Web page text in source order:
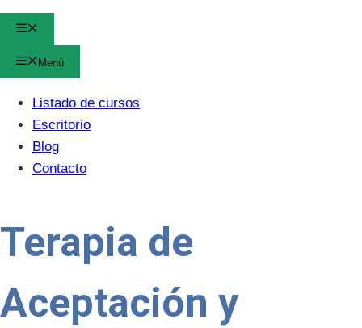
Menú
Listado de cursos
Escritorio
Blog
Contacto
Terapia de
Aceptación y